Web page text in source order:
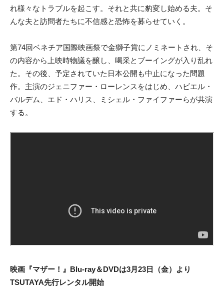
れ様々なトラブルを起こす。それと共に豹変し始める夫。そ
んな夫と訪問者たちに不信感と恐怖を募らせていく。
第74回ベネチア国際映画祭で金獅子賞にノミネートされ、そ
の内容から上映時物議を醸し、喝采とブーイングが入り乱れ
た。その後、予定されていた日本公開も中止になった問題
作。主演のジェニファー・ローレンスをはじめ、ハビエル・
バルデム、エド・ハリス、ミシェル・ファイファーらが共演
する。
映画『マザー！』Blu-ray＆DVDは3月23日（金）より
TSUTAYA先行レンタル開始